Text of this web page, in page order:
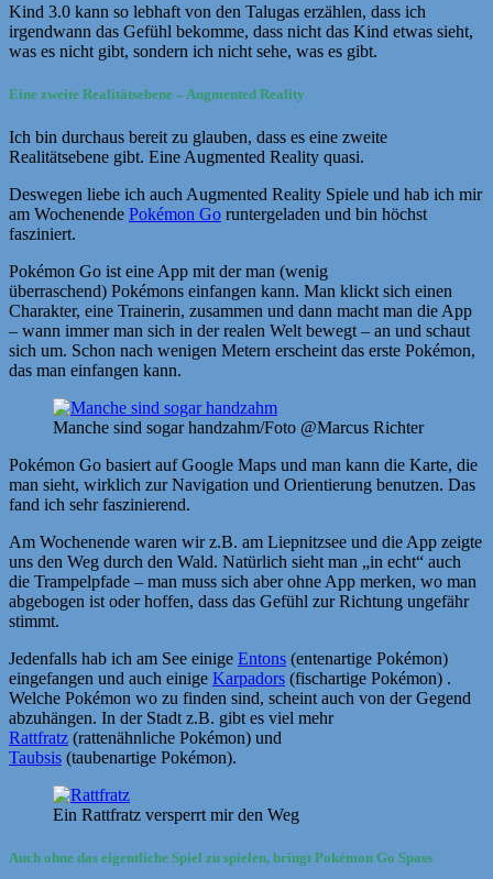
Kind 3.0 kann so lebhaft von den Talugas erzählen, dass ich
irgendwann das Gefühl bekomme, dass nicht das Kind etwas sieht,
was es nicht gibt, sondern ich nicht sehe, was es gibt.
Eine zweite Realitätsebene – Augmented Reality
Ich bin durchaus bereit zu glauben, dass es eine zweite
Realitätsebene gibt. Eine Augmented Reality quasi.
Deswegen liebe ich auch Augmented Reality Spiele und hab ich mir
am Wochenende Pokémon Go runtergeladen und bin höchst
fasziniert.
Pokémon Go ist eine App mit der man (wenig
überraschend) Pokémons einfangen kann. Man klickt sich einen
Charakter, eine Trainerin, zusammen und dann macht man die App
– wann immer man sich in der realen Welt bewegt – an und schaut
sich um. Schon nach wenigen Metern erscheint das erste Pokémon,
das man einfangen kann.
Manche sind sogar handzahm/Foto @Marcus Richter
Pokémon Go basiert auf Google Maps und man kann die Karte, die
man sieht, wirklich zur Navigation und Orientierung benutzen. Das
fand ich sehr faszinierend.
Am Wochenende waren wir z.B. am Liepnitzsee und die App zeigte
uns den Weg durch den Wald. Natürlich sieht man „in echt“ auch
die Trampelpfade – man muss sich aber ohne App merken, wo man
abgebogen ist oder hoffen, dass das Gefühl zur Richtung ungefähr
stimmt.
Jedenfalls hab ich am See einige Entons (entenartige Pokémon)
eingefangen und auch einige Karpadors (fischartige Pokémon) .
Welche Pokémon wo zu finden sind, scheint auch von der Gegend
abzuhängen. In der Stadt z.B. gibt es viel mehr
Rattfratz (rattenähnliche Pokémon) und
Taubsis (taubenartige Pokémon).
Ein Rattfratz versperrt mir den Weg
Auch ohne das eigentliche Spiel zu spielen, bringt Pokémon Go Spass